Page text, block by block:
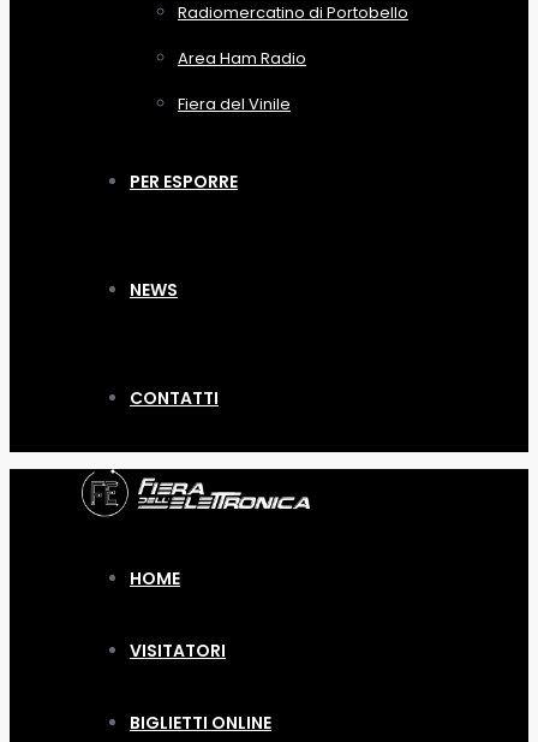
Radiomercatino di Portobello
Area Ham Radio
Fiera del Vinile
PER ESPORRE
NEWS
CONTATTI
HOME
VISITATORI
BIGLIETTI ONLINE